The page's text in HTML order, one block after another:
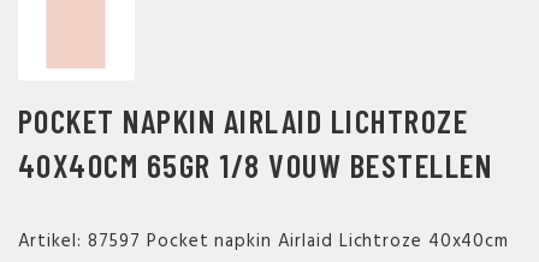
POCKET NAPKIN AIRLAID LICHTROZE
40X40CM 65GR 1/8 VOUW BESTELLEN
Artikel: 87597 Pocket napkin Airlaid Lichtroze 40x40cm